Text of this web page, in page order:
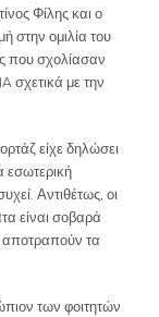
Φίλης και ο
στην ομιλία του
που σχολίασαν
σχετικά με την
είχε δηλώσει
εσωτερική
Αντιθέτως, οι
είναι σοβαρά
αποτραπούν τα
των φοιτητών